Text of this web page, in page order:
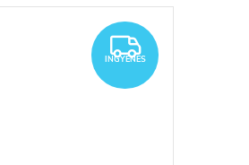
INGYENES
INGYENES